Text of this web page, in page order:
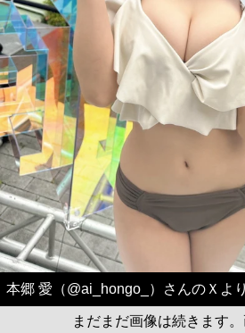
本郷 愛（@ai_hongo_）さんのＸより
まだまだ画像は続きます。